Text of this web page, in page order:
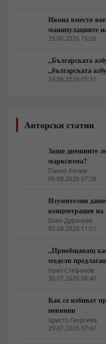
Икона вместо
манипулациите
29.06.2026 16:26
„Българската
„българската
оказа
23.06.2026 05:31
Авторски статии
Защо днешните
марксизма?
Панко Анчев
06.08.2026 07:38
Изумителни
концентрация на
на най-богатия
Боян Дуранкев
05.08.2026 11:51
„Приобщаващ
модели
неолиберализма
Нако Стефанов
30.07.2026 08:40
Как се избиват
невинни
Христо Георгиев
29.07.2026 07:47